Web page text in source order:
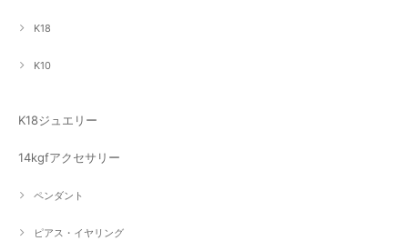
K18
K10
K18ジュエリー
14kgfアクセサリー
ペンダント
ピアス・イヤリング